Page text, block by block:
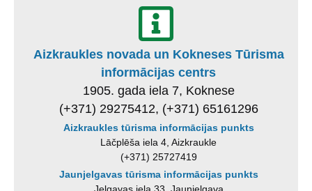
Aizkraukles novada un Kokneses Tūrisma
informācijas centrs
1905. gada iela 7, Koknese
(+371) 29275412, (+371) 65161296
Aizkraukles tūrisma informācijas punkts
Lāčplēša iela 4, Aizkraukle
(+371) 25727419
Jaunjelgavas tūrisma informācijas punkts